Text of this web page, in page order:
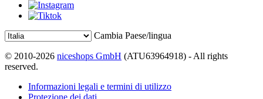
Cambia Paese/lingua
© 2010-2026 niceshops GmbH (ATU63964918) - All rights
reserved.
Informazioni legali e termini di utilizzo
Protezione dei dati